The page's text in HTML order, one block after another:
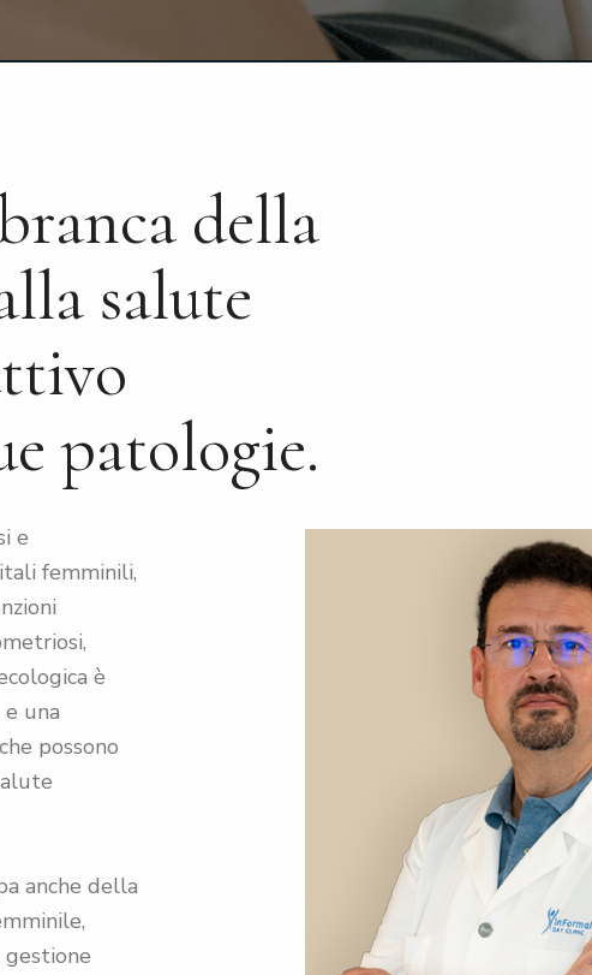
della
salute
patologie.
e
femminili,
è
una
possono
anche della
gestione